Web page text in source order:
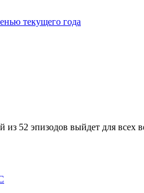
текущего года
из 52 эпизодов выйдет для всех